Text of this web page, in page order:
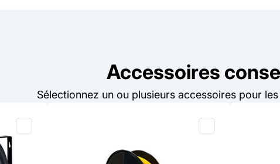
Accessoires
Sélectionnez un ou plusieurs accessoires pour